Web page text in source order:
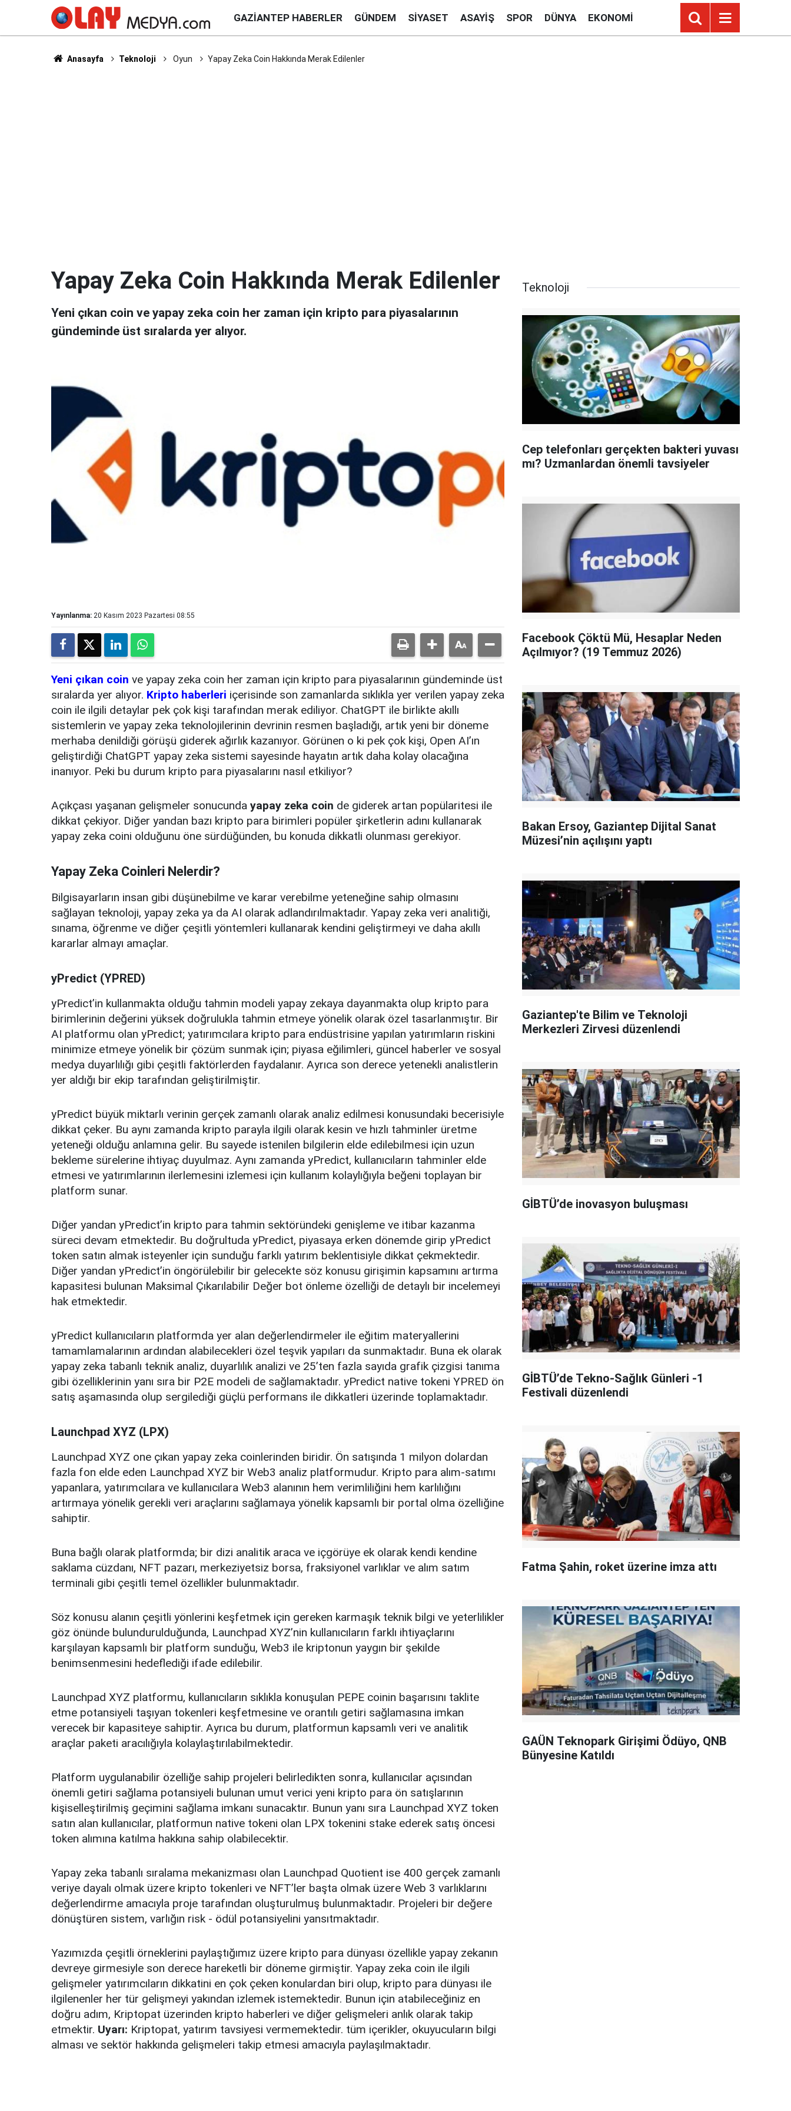
GAZIANTEP HABERLER GÜNDEM SIYASET ASAYIŞ SPOR DÜNYA EKONOMI
Anasayfa Teknoloji Oyun Yapay Zeka Coin Hakkında Merak Edilenler
Yapay Zeka Coin Hakkında Merak Edilenler
Yeni çıkan coin ve yapay zeka coin her zaman için kripto para piyasalarının
gündeminde üst sıralarda yer alıyor.
Yayınlanma: 20 Kasım 2023 Pazartesi 08:55
Yeni çıkan coin ve yapay zeka coin her zaman için kripto para piyasalarının gündeminde üst
sıralarda yer alıyor. Kripto haberleri içerisinde son zamanlarda sıklıkla yer verilen yapay zeka
coin ile ilgili detaylar pek çok kişi tarafından merak ediliyor. ChatGPT ile birlikte akıllı
sistemlerin ve yapay zeka teknolojilerinin devrinin resmen başladığı, artık yeni bir döneme
merhaba denildiği görüşü giderek ağırlık kazanıyor. Görünen o ki pek çok kişi, Open AI’ın
geliştirdiği ChatGPT yapay zeka sistemi sayesinde hayatın artık daha kolay olacağına
inanıyor. Peki bu durum kripto para piyasalarını nasıl etkiliyor?
Açıkçası yaşanan gelişmeler sonucunda yapay zeka coin de giderek artan popülaritesi ile
dikkat çekiyor. Diğer yandan bazı kripto para birimleri popüler şirketlerin adını kullanarak
yapay zeka coini olduğunu öne sürdüğünden, bu konuda dikkatli olunması gerekiyor.
Yapay Zeka Coinleri Nelerdir?
Bilgisayarların insan gibi düşünebilme ve karar verebilme yeteneğine sahip olmasını
sağlayan teknoloji, yapay zeka ya da AI olarak adlandırılmaktadır. Yapay zeka veri analitiği,
sınama, öğrenme ve diğer çeşitli yöntemleri kullanarak kendini geliştirmeyi ve daha akıllı
kararlar almayı amaçlar.
yPredict (YPRED)
yPredict’in kullanmakta olduğu tahmin modeli yapay zekaya dayanmakta olup kripto para
birimlerinin değerini yüksek doğrulukla tahmin etmeye yönelik olarak özel tasarlanmıştır. Bir
AI platformu olan yPredict; yatırımcılara kripto para endüstrisine yapılan yatırımların riskini
minimize etmeye yönelik bir çözüm sunmak için; piyasa eğilimleri, güncel haberler ve sosyal
medya duyarlılığı gibi çeşitli faktörlerden faydalanır. Ayrıca son derece yetenekli analistlerin
yer aldığı bir ekip tarafından geliştirilmiştir.
yPredict büyük miktarlı verinin gerçek zamanlı olarak analiz edilmesi konusundaki becerisiyle
dikkat çeker. Bu aynı zamanda kripto parayla ilgili olarak kesin ve hızlı tahminler üretme
yeteneği olduğu anlamına gelir. Bu sayede istenilen bilgilerin elde edilebilmesi için uzun
bekleme sürelerine ihtiyaç duyulmaz. Aynı zamanda yPredict, kullanıcıların tahminler elde
etmesi ve yatırımlarının ilerlemesini izlemesi için kullanım kolaylığıyla beğeni toplayan bir
platform sunar.
Diğer yandan yPredict’in kripto para tahmin sektöründeki genişleme ve itibar kazanma
süreci devam etmektedir. Bu doğrultuda yPredict, piyasaya erken dönemde girip yPredict
token satın almak isteyenler için sunduğu farklı yatırım beklentisiyle dikkat çekmektedir.
Diğer yandan yPredict’in öngörülebilir bir gelecekte söz konusu girişimin kapsamını artırma
kapasitesi bulunan Maksimal Çıkarılabilir Değer bot önleme özelliği de detaylı bir incelemeyi
hak etmektedir.
yPredict kullanıcıların platformda yer alan değerlendirmeler ile eğitim materyallerini
tamamlamalarının ardından alabilecekleri özel teşvik yapıları da sunmaktadır. Buna ek olarak
yapay zeka tabanlı teknik analiz, duyarlılık analizi ve 25’ten fazla sayıda grafik çizgisi tanıma
gibi özelliklerinin yanı sıra bir P2E modeli de sağlamaktadır. yPredict native tokeni YPRED ön
satış aşamasında olup sergilediği güçlü performans ile dikkatleri üzerinde toplamaktadır.
Launchpad XYZ (LPX)
Launchpad XYZ one çıkan yapay zeka coinlerinden biridir. Ön satışında 1 milyon dolardan
fazla fon elde eden Launchpad XYZ bir Web3 analiz platformudur. Kripto para alım-satımı
yapanlara, yatırımcılara ve kullanıcılara Web3 alanının hem verimliliğini hem karlılığını
artırmaya yönelik gerekli veri araçlarını sağlamaya yönelik kapsamlı bir portal olma özelliğine
sahiptir.
Buna bağlı olarak platformda; bir dizi analitik araca ve içgörüye ek olarak kendi kendine
saklama cüzdanı, NFT pazarı, merkeziyetsiz borsa, fraksiyonel varlıklar ve alım satım
terminali gibi çeşitli temel özellikler bulunmaktadır.
Söz konusu alanın çeşitli yönlerini keşfetmek için gereken karmaşık teknik bilgi ve yeterlilikler
göz önünde bulundurulduğunda, Launchpad XYZ’nin kullanıcıların farklı ihtiyaçlarını
karşılayan kapsamlı bir platform sunduğu, Web3 ile kriptonun yaygın bir şekilde
benimsenmesini hedeflediği ifade edilebilir.
Launchpad XYZ platformu, kullanıcıların sıklıkla konuşulan PEPE coinin başarısını taklite
etme potansiyeli taşıyan tokenleri keşfetmesine ve orantılı getiri sağlamasına imkan
verecek bir kapasiteye sahiptir. Ayrıca bu durum, platformun kapsamlı veri ve analitik
araçlar paketi aracılığıyla kolaylaştırılabilmektedir.
Platform uygulanabilir özelliğe sahip projeleri belirledikten sonra, kullanıcılar açısından
önemli getiri sağlama potansiyeli bulunan umut verici yeni kripto para ön satışlarının
kişiselleştirilmiş geçimini sağlama imkanı sunacaktır. Bunun yanı sıra Launchpad XYZ token
satın alan kullanıcılar, platformun native tokeni olan LPX tokenini stake ederek satış öncesi
token alımına katılma hakkına sahip olabilecektir.
Yapay zeka tabanlı sıralama mekanizması olan Launchpad Quotient ise 400 gerçek zamanlı
veriye dayalı olmak üzere kripto tokenleri ve NFT’ler başta olmak üzere Web 3 varlıklarını
değerlendirme amacıyla proje tarafından oluşturulmuş bulunmaktadır. Projeleri bir değere
dönüştüren sistem, varlığın risk - ödül potansiyelini yansıtmaktadır.
Yazımızda çeşitli örneklerini paylaştığımız üzere kripto para dünyası özellikle yapay zekanın
devreye girmesiyle son derece hareketli bir döneme girmiştir. Yapay zeka coin ile ilgili
gelişmeler yatırımcıların dikkatini en çok çeken konulardan biri olup, kripto para dünyası ile
ilgilenenler her tür gelişmeyi yakından izlemek istemektedir. Bunun için atabileceğiniz en
doğru adım, Kriptopat üzerinden kripto haberleri ve diğer gelişmeleri anlık olarak takip
etmektir. Uyarı: Kriptopat, yatırım tavsiyesi vermemektedir. tüm içerikler, okuyucuların bilgi
alması ve sektör hakkında gelişmeleri takip etmesi amacıyla paylaşılmaktadır.
Teknoloji
Cep telefonları gerçekten bakteri yuvası
mı? Uzmanlardan önemli tavsiyeler
Facebook Çöktü Mü, Hesaplar Neden
Açılmıyor? (19 Temmuz 2026)
Bakan Ersoy, Gaziantep Dijital Sanat
Müzesi’nin açılışını yaptı
Gaziantep'te Bilim ve Teknoloji
Merkezleri Zirvesi düzenlendi
GİBTÜ’de inovasyon buluşması
GİBTÜ’de Tekno-Sağlık Günleri -1
Festivali düzenlendi
Fatma Şahin, roket üzerine imza attı
GAÜN Teknopark Girişimi Ödüyo, QNB
Bünyesine Katıldı